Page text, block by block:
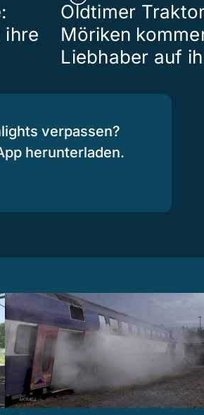
ihre
Oldtimer
Möriken
Liebhaber auf
verpassen?
herunterladen.